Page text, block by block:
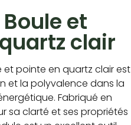
et
clair
et pointe en quartz clair est
et la polyvalence dans la
Fabriqué en
sa clarté et ses propriétés